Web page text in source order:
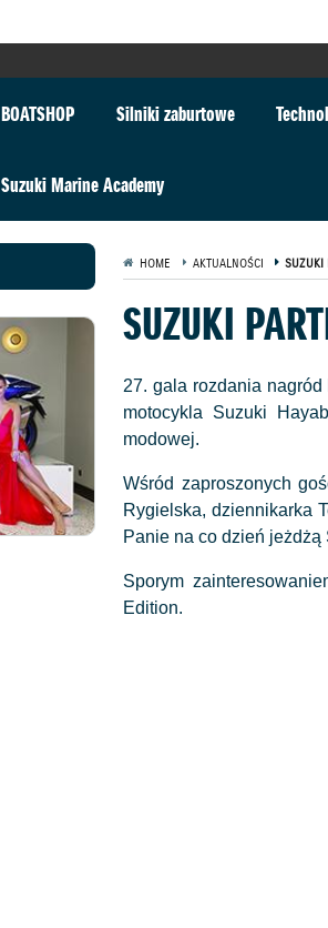
BOATSHOP Silniki zaburtowe
Suzuki Marine Academy
HOME AKTUALNOŚCI SUZUKI
SUZUKI
27. gala rozdania nagród
motocykla Suzuki
modowej.
Wśród zaproszonych
Rygielska, dziennikarka
Panie na co dzień
Sporym
Edition.